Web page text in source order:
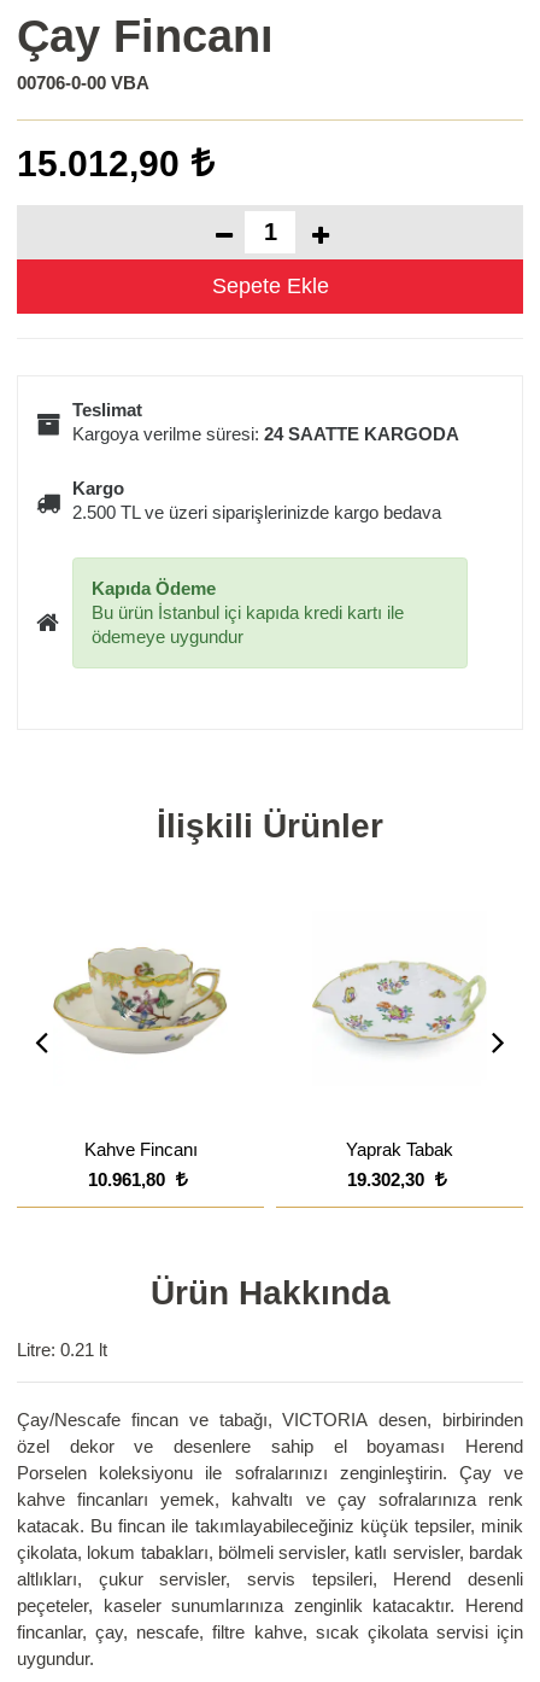
Çay Fincanı
00706-0-00 VBA
15.012,90
Teslimat
Kargoya verilme süresi:24 SAATTE KARGODA
Kargo
2.500 TL ve üzeri siparişlerinizde kargo bedava
Kapıda Ödeme
Bu ürün İstanbul içi kapıda kredi kartı ile
ödemeye uygundur
İlişkili Ürünler
Kahve Fincanı
10.961,80
Yaprak Tabak
19.302,30
Ürün Hakkında
Litre: 0.21 lt
Çay/Nescafe fincan ve tabağı, VICTORIA desen, birbirinden
özel dekor ve desenlere sahip el boyaması Herend
Porselen koleksiyonu ile sofralarınızı zenginleştirin. Çay ve
kahve fincanları yemek, kahvaltı ve çay sofralarınıza renk
katacak. Bu fincan ile takımlayabileceğiniz küçük tepsiler, minik
çikolata, lokum tabakları, bölmeli servisler, katlı servisler, bardak
altlıkları, çukur servisler, servis tepsileri, Herend desenli
peçeteler, kaseler sunumlarınıza zenginlik katacaktır. Herend
fincanlar, çay, nescafe, filtre kahve, sıcak çikolata servisi için
uygundur.